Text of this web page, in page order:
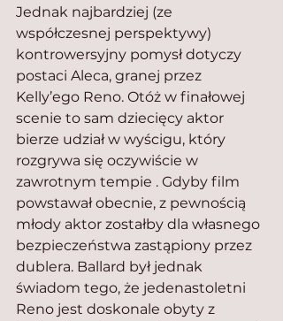
Jednak najbardziej (ze
współczesnej perspektywy)
kontrowersyjny pomysł dotyczy
postaci Aleca, granej przez
Kelly’ego Reno. Otóż w finałowej
scenie to sam dziecięcy aktor
bierze udział w wyścigu, który
rozgrywa się oczywiście w
zawrotnym tempie . Gdyby film
powstawał obecnie, z pewnością
młody aktor zostałby dla własnego
bezpieczeństwa zastąpiony przez
dublera. Ballard był jednak
świadom tego, że jedenastoletni
Reno jest doskonale obyty z